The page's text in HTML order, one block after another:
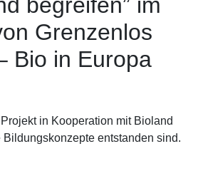
begreifen” im
Grenzenlos
Bio in Europa
in Kooperation mit Bioland
Bildungskonzepte entstanden sind.